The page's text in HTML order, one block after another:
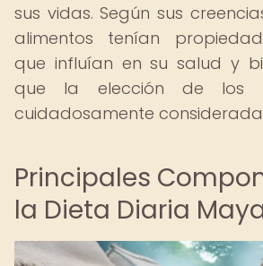
sus vidas. Según sus
alimentos tenían
que influían en su salud y
que la elección de los
cuidadosamente
Principales
la Dieta Diaria